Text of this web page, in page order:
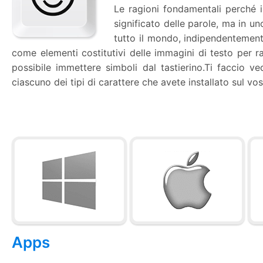
Le ragioni fondamentali
significato delle parole, ma in
tutto il mondo,
come elementi costitutivi delle immagini di testo per
possibile immettere simboli dal tastierino.Ti faccio
ciascuno dei tipi di carattere che avete installato sul
Apps